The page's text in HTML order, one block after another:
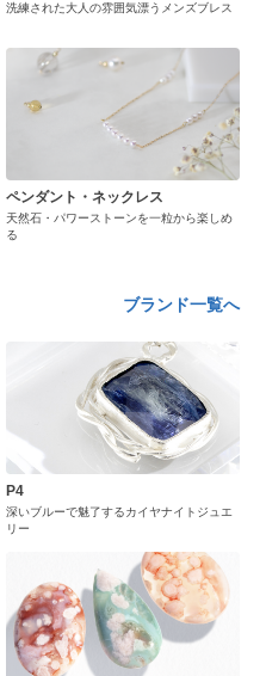
洗練された大人の雰囲気漂うメンズブレス
ペンダント・ネックレス
天然石・パワーストーンを一粒から楽しめ
る
ブランド一覧へ
P4
深いブルーで魅了するカイヤナイトジュエ
リー